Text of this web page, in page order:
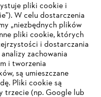
pliki cookie i
W celu dostarczenia
„niezbędnych plików
pliki cookie, których
i dostarczania
zachowania
i tworzenia
są umieszczane
Pliki cookie są
trzecie (np. Google lub